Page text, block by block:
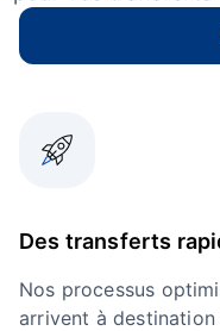
Des transferts
Nos processus
arrivent à